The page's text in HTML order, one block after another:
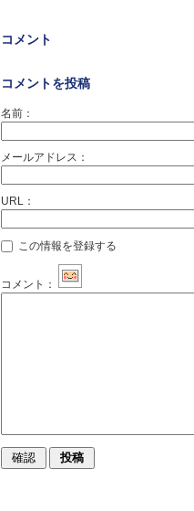
コメント
コメントを投稿
名前：
メールアドレス：
URL：
この情報を登録する
コメント：